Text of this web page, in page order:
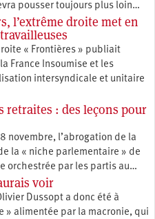
pousser toujours plus loin…
l’extrême droite met en
« Frontières » publiait
France Insoumise et les
intersyndicale et unitaire
retraites : des leçons pour
novembre, l’abrogation de la
la « niche parlementaire » de
orchestrée par les partis au…
voir
Dussopt a donc été à
» alimentée par la macronie, qui